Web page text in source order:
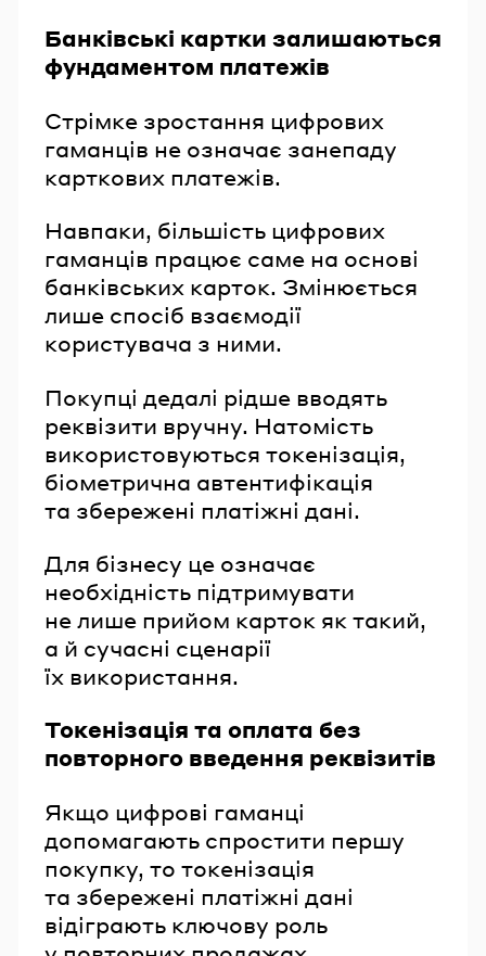
Банківські картки залишаються
фундаментом платежів
Стрімке зростання цифрових
гаманців не означає занепаду
карткових платежів.
Навпаки, більшість цифрових
гаманців працює саме на основі
банківських карток. Змінюється
лише спосіб взаємодії
користувача з ними.
Покупці дедалі рідше вводять
реквізити вручну. Натомість
використовуються токенізація,
біометрична автентифікація
та збережені платіжні дані.
Для бізнесу це означає
необхідність підтримувати
не лише прийом карток як такий,
а й сучасні сценарії
їх використання.
Токенізація та оплата без
повторного введення реквізитів
Якщо цифрові гаманці
допомагають спростити першу
покупку, то токенізація
та збережені платіжні дані
відіграють ключову роль